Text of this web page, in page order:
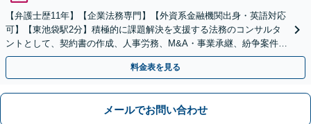
【弁護士歴11年】【企業法務専門】【外資系金融機関出身・英語対応
可】【東池袋駅2分】積極的に課題解決を支援する法務のコンサルタ
ントとして、契約書の作成、人事労務、M&A・事業承継、紛争案件等
に広く対応致します【初回面談無料】
料金表を見る
メールでお問い合わせ